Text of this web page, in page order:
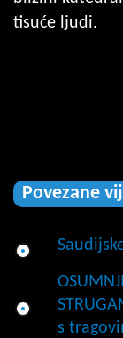
tisuće ljudi.
Povezane
s